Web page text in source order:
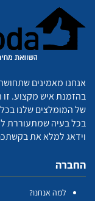
אנחנו מאמינים
בהזמנת איש מקצוע.
של המומלצים שלנו
בכל בעיה שמתעוררת
וידאג למלא את
החברה
למה אנחנו?